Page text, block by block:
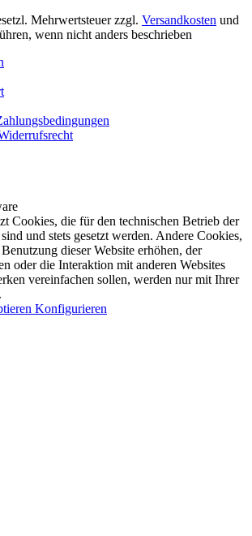
Mehrwertsteuer zzgl. Versandkosten und
wenn nicht anders beschrieben
Cookies, die für den technischen Betrieb der
und stets gesetzt werden. Andere Cookies,
dieser Website erhöhen, der
oder die Interaktion mit anderen Websites
vereinfachen sollen, werden nur mit Ihrer
Konfigurieren